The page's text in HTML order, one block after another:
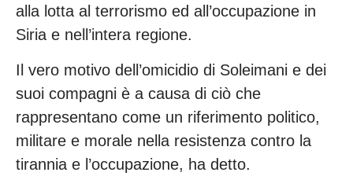
alla lotta al terrorismo ed all’occupazione in
Siria e nell’intera regione.
Il vero motivo dell’omicidio di Soleimani e dei
suoi compagni è a causa di ciò che
rappresentano come un riferimento politico,
militare e morale nella resistenza contro la
tirannia e l’occupazione, ha detto.